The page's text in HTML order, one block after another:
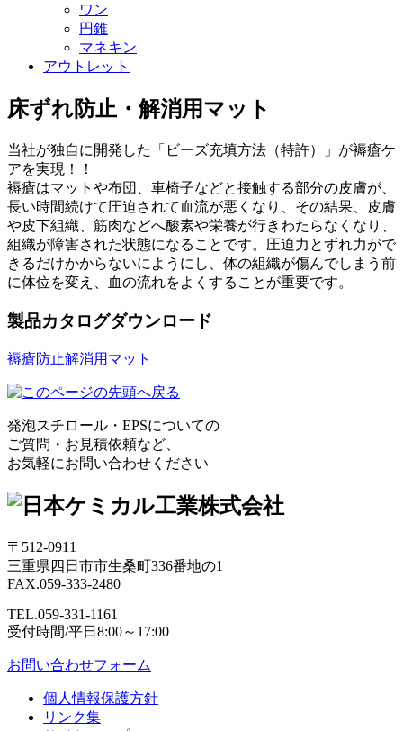
ワン
円錐
マネキン
アウトレット
床ずれ防止・解消用マット
当社が独自に開発した「ビーズ充填方法（特許）」が褥瘡ケ
アを実現！！
褥瘡はマットや布団、車椅子などと接触する部分の皮膚が、
長い時間続けて圧迫されて血流が悪くなり、その結果、皮膚
や皮下組織、筋肉などへ酸素や栄養が行きわたらなくなり、
組織が障害された状態になることです。圧迫力とずれ力がで
きるだけかからないにようにし、体の組織が傷んでしまう前
に体位を変え、血の流れをよくすることが重要です。
製品カタログダウンロード
褥瘡防止解消用マット
発泡スチロール・EPSについての
ご質問・お見積依頼など、
お気軽にお問い合わせください
〒512-0911
三重県四日市市生桑町336番地の1
FAX.059-333-2480
TEL.059-331-1161
受付時間/平日8:00～17:00
お問い合わせフォーム
個人情報保護方針
リンク集